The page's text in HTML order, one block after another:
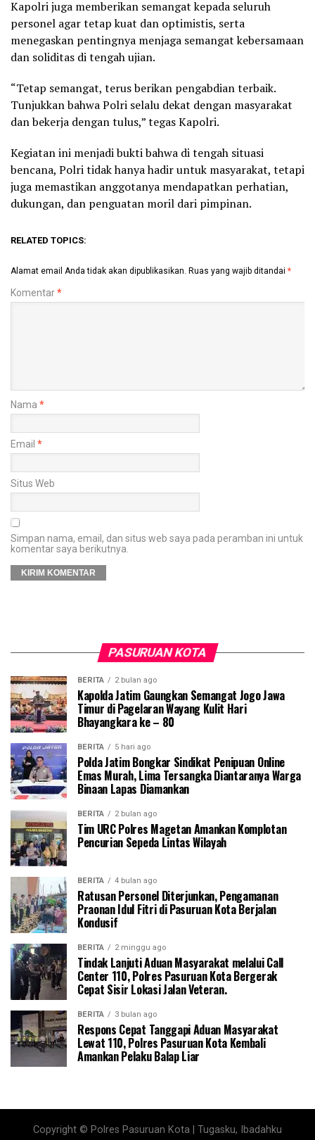
Kapolri juga memberikan semangat kepada seluruh
personel agar tetap kuat dan optimistis, serta
menegaskan pentingnya menjaga semangat kebersamaan
dan soliditas di tengah ujian.
“Tetap semangat, terus berikan pengabdian terbaik.
Tunjukkan bahwa Polri selalu dekat dengan masyarakat
dan bekerja dengan tulus,” tegas Kapolri.
Kegiatan ini menjadi bukti bahwa di tengah situasi
bencana, Polri tidak hanya hadir untuk masyarakat, tetapi
juga memastikan anggotanya mendapatkan perhatian,
dukungan, dan penguatan moril dari pimpinan.
RELATED TOPICS:
Alamat email Anda tidak akan dipublikasikan. Ruas yang wajib ditandai *
Komentar*
Nama *
Email *
Situs Web
Simpan nama, email, dan situs web saya pada peramban ini untuk
komentar saya berikutnya.
PASURUAN KOTA
BERITA 2 bulan ago
Kapolda Jatim Gaungkan Semangat Jogo Jawa
Timur di Pagelaran Wayang Kulit Hari
Bhayangkara ke – 80
BERITA 5 hari ago
Polda Jatim Bongkar Sindikat Penipuan Online
Emas Murah, Lima Tersangka Diantaranya Warga
Binaan Lapas Diamankan
BERITA 2 bulan ago
Tim URC Polres Magetan Amankan Komplotan
Pencurian Sepeda Lintas Wilayah
BERITA 4 bulan ago
Ratusan Personel Diterjunkan, Pengamanan
Praonan Idul Fitri di Pasuruan Kota Berjalan
Kondusif
BERITA 2 minggu ago
Tindak Lanjuti Aduan Masyarakat melalui Call
Center 110, Polres Pasuruan Kota Bergerak
Cepat Sisir Lokasi Jalan Veteran.
BERITA 3 bulan ago
Respons Cepat Tanggapi Aduan Masyarakat
Lewat 110, Polres Pasuruan Kota Kembali
Amankan Pelaku Balap Liar
Copyright © Polres Pasuruan Kota | Tugasku, Ibadahku